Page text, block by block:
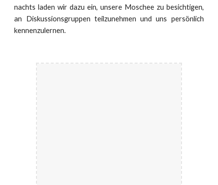
nachts laden wir dazu ein, unsere Moschee zu besichtigen,
an Diskussionsgruppen teilzunehmen und uns persönlich
kennenzulernen.